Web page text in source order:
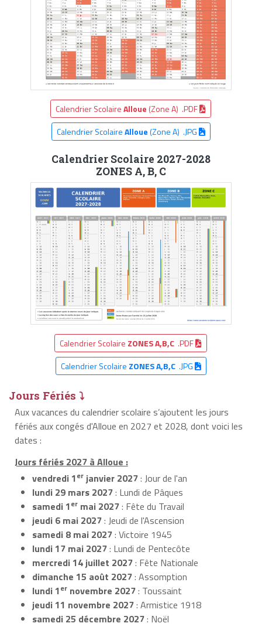
Calendrier ScolaireAlloue (Zone A) .PDF
Calendrier ScolaireAlloue(Zone A) .JPG
Calendrier Scolaire 2027-2028
ZONES A, B, C
Calendrier Scolaire ZONES A,B,C .PDF
Calendrier Scolaire ZONES A,B,C.JPG
Jours Fériés ⤵
Aux vacances du calendrier scolaire s’ajoutent les jours
fériés aux congés d'Alloue en 2027 et 2028, dont voici les
dates :
Jours fériés 2027 à Alloue :
vendredi 1er janvier 2027: Jour de l'an
lundi 29 mars 2027: Lundi de Pâques
samedi 1er mai 2027: Fête du Travail
jeudi 6 mai 2027: Jeudi de l'Ascension
samedi 8 mai 2027: Victoire 1945
lundi 17 mai 2027: Lundi de Pentecôte
mercredi 14 juillet 2027: Fête Nationale
dimanche 15 août 2027: Assomption
lundi 1er novembre 2027: Toussaint
jeudi 11 novembre 2027: Armistice 1918
samedi 25 décembre 2027: Noël